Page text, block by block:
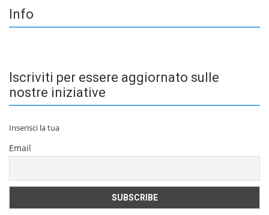
Info
Iscriviti per essere aggiornato sulle
nostre iniziative
Inserisci la tua
Email